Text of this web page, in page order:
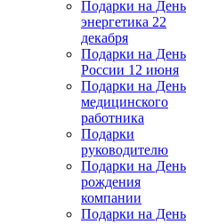
Подарки на День
энергетика 22
декабря
Подарки на День
России 12 июня
Подарки на День
медицинского
работника
Подарки
руководителю
Подарки на День
рождения
компании
Подарки на День